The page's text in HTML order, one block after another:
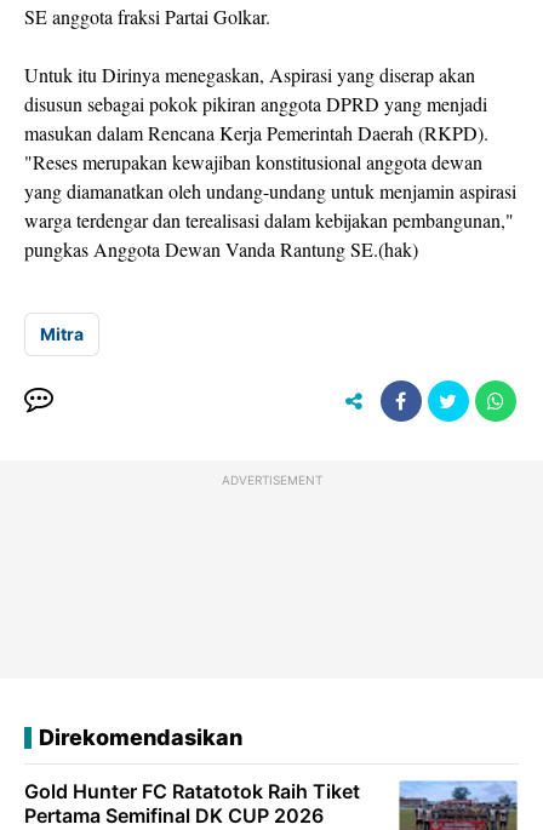
SE anggota fraksi Partai Golkar.
Untuk itu Dirinya menegaskan, Aspirasi yang diserap akan
disusun sebagai pokok pikiran anggota DPRD yang menjadi
masukan dalam Rencana Kerja Pemerintah Daerah (RKPD).
"Reses merupakan kewajiban konstitusional anggota dewan
yang diamanatkan oleh undang-undang untuk menjamin aspirasi
warga terdengar dan terealisasi dalam kebijakan pembangunan,"
pungkas Anggota Dewan Vanda Rantung SE.(hak)
Mitra
ADVERTISEMENT
Direkomendasikan
Gold Hunter FC Ratatotok Raih Tiket
Pertama Semifinal DK CUP 2026